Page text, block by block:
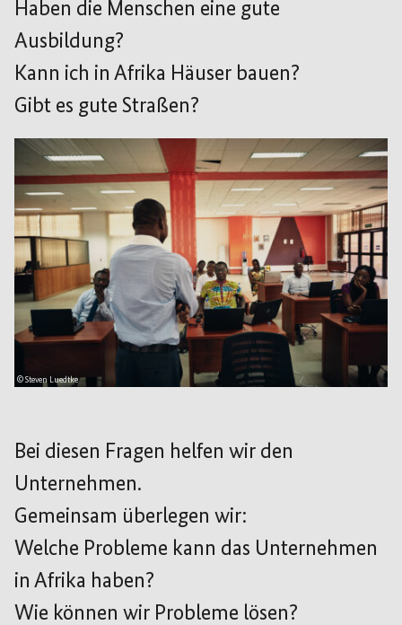
Haben die Menschen eine gute
Ausbildung?
Kann ich in Afrika H äuser bauen?
Gibt es gute Straßen?
© Steven Luedtke
Bei diesen Fragen helfen wir den
Unternehmen.
Gemeinsam überlegen wir:
Welche Probleme kann das Unternehmen
in Afrika haben?
Wie können wir Probleme lösen?